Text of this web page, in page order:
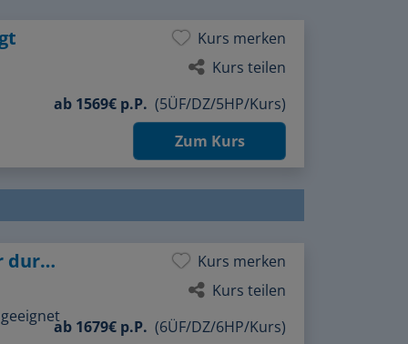
Kurs merken
Kurs teilen
ab 1569€ p.P.
(5ÜF/DZ/5HP/Kurs)
Zum Kurs
Kurs merken
Kurs teilen
ab 1679€ p.P.
(6ÜF/DZ/6HP/Kurs)